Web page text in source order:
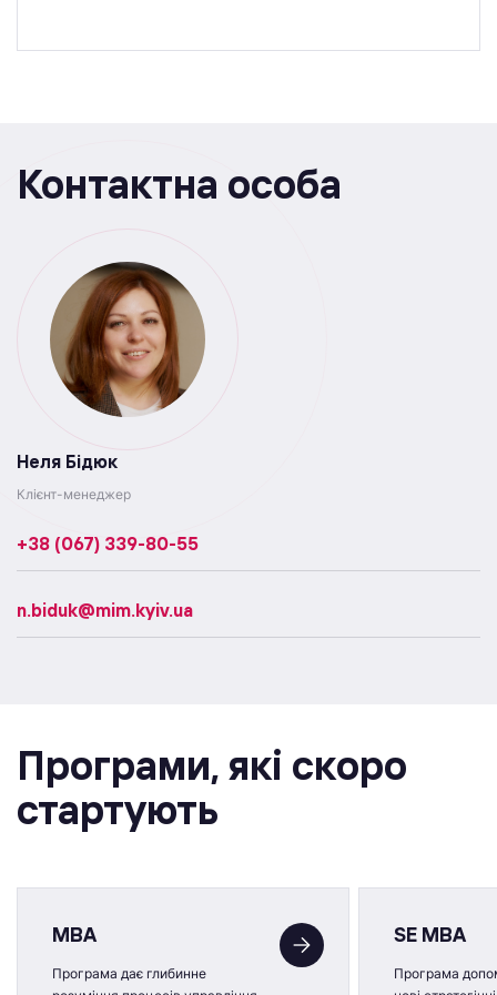
Контактна особа
Неля Бідюк
Клієнт-менеджер
+38 (067) 339-80-55
n.biduk@mim.kyiv.ua
Програми, якi скоро
стартують
MBA
Програма дає глибинне
SE MBA
Програма